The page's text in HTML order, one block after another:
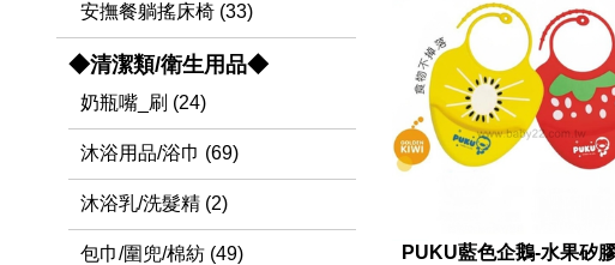
PUKU藍色企鵝-水果矽
安撫餐躺搖床椅 (33)
◆清潔類/衛生用品◆
奶瓶嘴_刷 (24)
沐浴用品/浴巾 (69)
沐浴乳/洗髮精 (2)
包巾/圍兜/棉紡 (49)